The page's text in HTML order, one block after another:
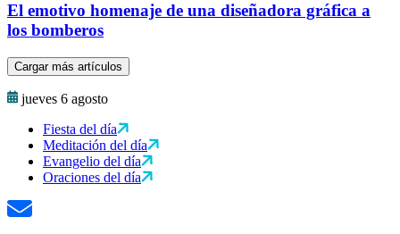
El emotivo homenaje de una diseñadora gráfica a
los bomberos
Cargar más artículos
jueves 6 agosto
Fiesta del día
Meditación del día
Evangelio del día
Oraciones del día